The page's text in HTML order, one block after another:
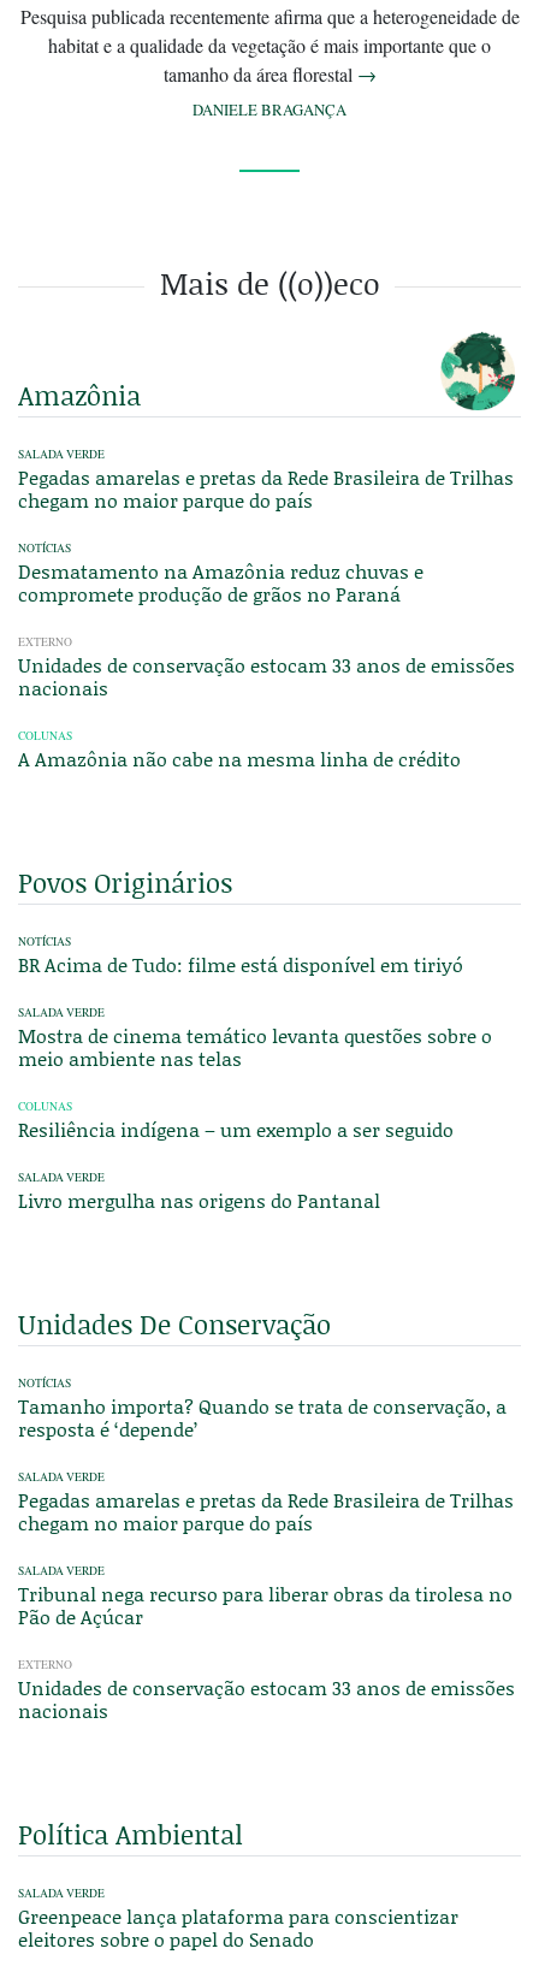
Pesquisa publicada recentemente afirma que a heterogeneidade de
habitat e a qualidade da vegetação é mais importante que o
tamanho da área florestal →
DANIELE BRAGANÇA
Mais de ((o))eco
Amazônia
SALADA VERDE
Pegadas amarelas e pretas da Rede Brasileira de Trilhas
chegam no maior parque do país
NOTÍCIAS
Desmatamento na Amazônia reduz chuvas e
compromete produção de grãos no Paraná
EXTERNO
Unidades de conservação estocam 33 anos de emissões
nacionais
COLUNAS
A Amazônia não cabe na mesma linha de crédito
Povos Originários
NOTÍCIAS
BR Acima de Tudo: filme está disponível em tiriyó
SALADA VERDE
Mostra de cinema temático levanta questões sobre o
meio ambiente nas telas
COLUNAS
Resiliência indígena – um exemplo a ser seguido
SALADA VERDE
Livro mergulha nas origens do Pantanal
Unidades De Conservação
NOTÍCIAS
Tamanho importa? Quando se trata de conservação, a
resposta é ‘depende’
SALADA VERDE
Pegadas amarelas e pretas da Rede Brasileira de Trilhas
chegam no maior parque do país
SALADA VERDE
Tribunal nega recurso para liberar obras da tirolesa no
Pão de Açúcar
EXTERNO
Unidades de conservação estocam 33 anos de emissões
nacionais
Política Ambiental
SALADA VERDE
Greenpeace lança plataforma para conscientizar
eleitores sobre o papel do Senado